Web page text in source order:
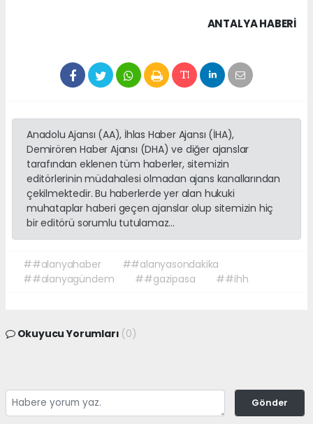
ANTALYA HABERİ
Anadolu Ajansı (AA), İhlas Haber Ajansı (İHA),
Demirören Haber Ajansı (DHA) ve diğer ajanslar
tarafından eklenen tüm haberler, sitemizin
editörlerinin müdahalesi olmadan ajans kanallarından
çekilmektedir. Bu haberlerde yer alan hukuki
muhataplar haberi geçen ajanslar olup sitemizin hiç
bir editörü sorumlu tutulamaz...
##alanyahaber
##alanyasondakika
##alanyagündem
##gazipasa ##ihh
Okuyucu Yorumları (0)
Gönder